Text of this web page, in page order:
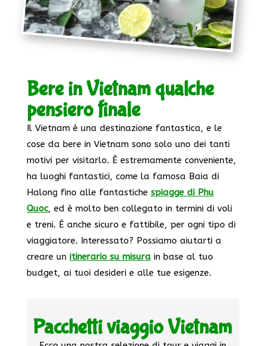
Bere in Vietnam qualche
pensiero finale
Il Vietnam è una destinazione fantastica, e le
cose da bere in Vietnam sono solo uno dei tanti
motivi per visitarlo. È estremamente conveniente,
ha luoghi fantastici, come la famosa Baia di
Halong fino alle fantastiche spiagge di Phu
Quoc, ed è molto ben collegato in termini di voli
e treni. È anche sicuro e fattibile, per ogni tipo di
viaggiatore. Interessato? Possiamo aiutarti a
creare un itinerario su misurain base al tuo
budget, ai tuoi desideri e alle tue esigenze.
Pacchetti viaggio Vietnam